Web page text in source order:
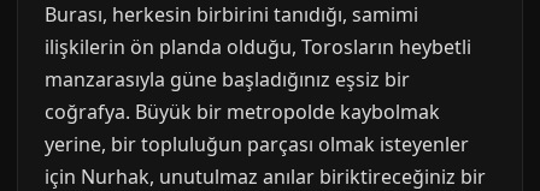
Burası, herkesin birbirini tanıdığı, samimi
ilişkilerin ön planda olduğu, Torosların heybetli
manzarasıyla güne başladığınız eşsiz bir
coğrafya. Büyük bir metropolde kaybolmak
yerine, bir topluluğun parçası olmak isteyenler
için Nurhak, unutulmaz anılar biriktireceğiniz bir